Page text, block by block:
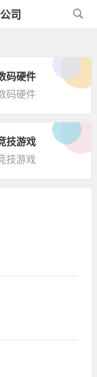
司
码硬件
码硬件
技游戏
技游戏